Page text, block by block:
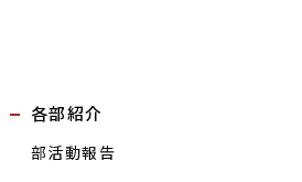
各部紹介
部活動報告